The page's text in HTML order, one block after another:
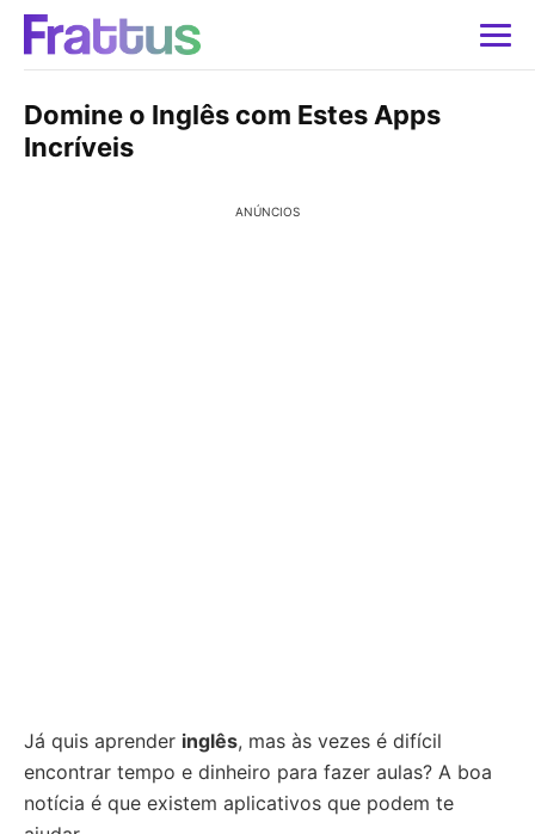
Domine o Inglês com Estes Apps
Incríveis
ANÚNCIOS
Já quis aprender inglês, mas às vezes é difícil
encontrar tempo e dinheiro para fazer aulas? A boa
notícia é que existem aplicativos que podem te